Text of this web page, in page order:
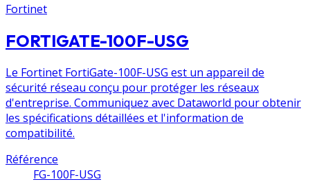
Fortinet
FORTIGATE-100F-USG
Le Fortinet FortiGate-100F-USG est un appareil de
sécurité réseau conçu pour protéger les réseaux
d'entreprise. Communiquez avec Dataworld pour obtenir
les spécifications détaillées et l'information de
compatibilité.
Référence
FG-100F-USG